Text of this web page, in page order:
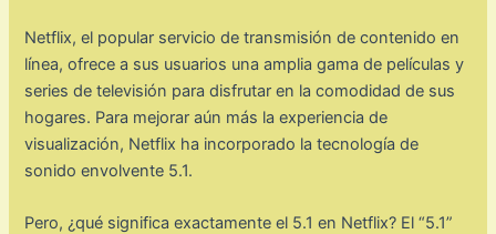
Netflix, el popular servicio de transmisión de contenido en
línea, ofrece a sus usuarios una amplia gama de películas y
series de televisión para disfrutar en la comodidad de sus
hogares. Para mejorar aún más la experiencia de
visualización, Netflix ha incorporado la tecnología de
sonido envolvente 5.1.
Pero, ¿qué significa exactamente el 5.1 en Netflix? El “5.1”